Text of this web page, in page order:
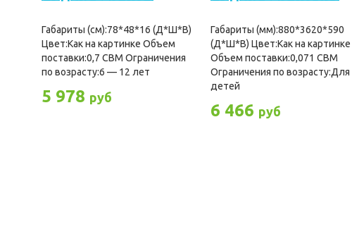
Габариты (см):78*48*16 (Д*Ш*В)
Цвет:Как на картинке Объем
поставки:0,7 CBM Ограничения
по возрасту:6 — 12 лет
5 978 руб
Габариты (мм):880*3620*590
(Д*Ш*В) Цвет:Как на картинке
Объем поставки:0,071 CBM
Ограничения по возрасту:Для
детей
6 466 руб